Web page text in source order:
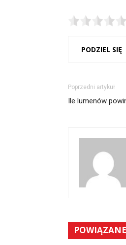
PODZIEL SIĘ
Poprzedni artykuł
Ile lumenów